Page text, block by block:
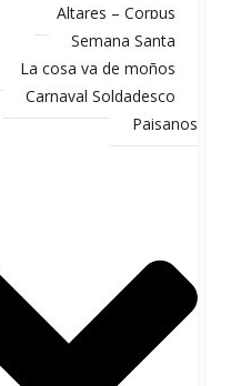
Altares – Corpus
Semana Santa
La cosa va de moños
Carnaval Soldadesco
Paisanos